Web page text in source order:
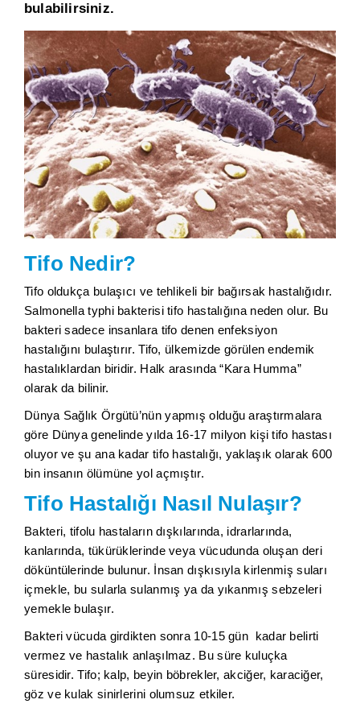
bulabilirsiniz.
Tifo Nedir?
Tifo oldukça bulaşıcı ve tehlikeli bir bağırsak hastalığıdır.
Salmonella typhi bakterisi tifo hastalığına neden olur. Bu
bakteri sadece insanlara tifo denen enfeksiyon
hastalığını bulaştırır. Tifo, ülkemizde görülen endemik
hastalıklardan biridir. Halk arasında “Kara Humma”
olarak da bilinir.
Dünya Sağlık Örgütü’nün yapmış olduğu araştırmalara
göre Dünya genelinde yılda 16-17 milyon kişi tifo hastası
oluyor ve şu ana kadar tifo hastalığı, yaklaşık olarak 600
bin insanın ölümüne yol açmıştır.
Tifo Hastalığı Nasıl Nulaşır?
Bakteri, tifolu hastaların dışkılarında, idrarlarında,
kanlarında, tükürüklerinde veya vücudunda oluşan deri
döküntülerinde bulunur. İnsan dışkısıyla kirlenmiş suları
içmekle, bu sularla sulanmış ya da yıkanmış sebzeleri
yemekle bulaşır.
Bakteri vücuda girdikten sonra 10-15 gün kadar belirti
vermez ve hastalık anlaşılmaz. Bu süre kuluçka
süresidir. Tifo; kalp, beyin böbrekler, akciğer, karaciğer,
göz ve kulak sinirlerini olumsuz etkiler.